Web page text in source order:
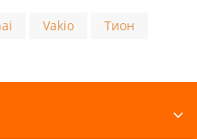
для комфортного и
квартире. Также в
Vakio Тион